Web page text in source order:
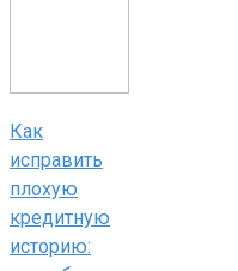
Как
исправить
плохую
кредитную
историю: